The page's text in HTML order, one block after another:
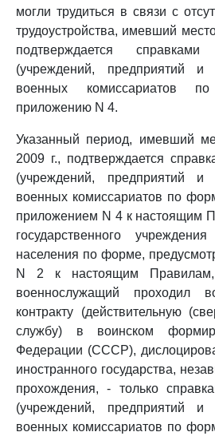
могли трудиться в связи с
трудоустройства, имевший
подтверждается
(учреждений, предприятий и
военных комиссариатов
приложению N 4.
Указанный период, имевший
2009 г., подтверждается
(учреждений, предприятий и
военных комиссариатов по
приложением N 4 к настоящим
государственного
населения по форме,
N 2 к настоящим
военнослужащий проходил
контракту (действительную
службу) в воинском
Федерации (СССР),
иностранного государства,
прохождения, - только
(учреждений, предприятий и
военных комиссариатов по